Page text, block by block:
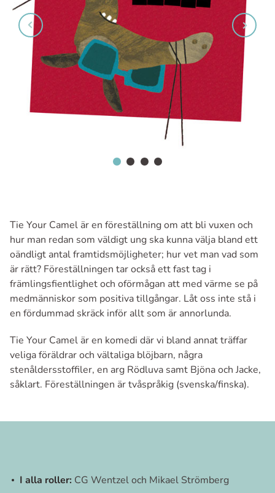
Tie Your Camel är en föreställning om att bli vuxen och
hur man redan som väldigt ung ska kunna välja bland ett
oändligt antal framtidsmöjligheter; hur vet man vad som
är rätt? Föreställningen tar också ett fast tag i
främlingsfientlighet och oförmågan att med värme se på
medmänniskor som positiva tillgångar. Låt oss inte stå i
en fördummad skräck inför allt som är annorlunda.
Tie Your Camel är en komedi där vi bland annat träffar
veliga föräldrar och vältaliga blöjbarn, några
stenåldersstoffiler, en arg Rödluva samt Bjöna och Jacke,
såklart. Föreställningen är tvåspråkig (svenska/finska).
I alla roller: CG Wentzel och Mikael Strömberg